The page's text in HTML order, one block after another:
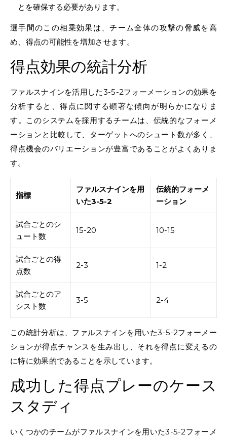
とを確保する必要があります。
選手間のこの相乗効果は、チーム全体の攻撃の脅威を高
め、得点の可能性を増加させます。
得点効果の統計分析
ファルスナインを活用した3-5-2フォーメーションの効果を
分析すると、得点に関する顕著な傾向が明らかになりま
す。このシステムを採用するチームは、伝統的なフォーメ
ーションと比較して、ターゲットへのシュート数が多く、
得点機会のバリエーションが豊富であることがよくありま
す。
指標
ファルスナインを用
いた3-5-2
伝統的フォーメ
ーション
試合ごとのシ
ュート数
15-20 10-15
試合ごとの得
点数
2-3 1-2
試合ごとのア
シスト数
3-5 2-4
この統計分析は、ファルスナインを用いた3-5-2フォーメー
ションが得点チャンスを生み出し、それを得点に変えるの
に特に効果的であることを示しています。
成功した得点プレーのケース
スタディ
いくつかのチームがファルスナインを用いた3-5-2フォーメ